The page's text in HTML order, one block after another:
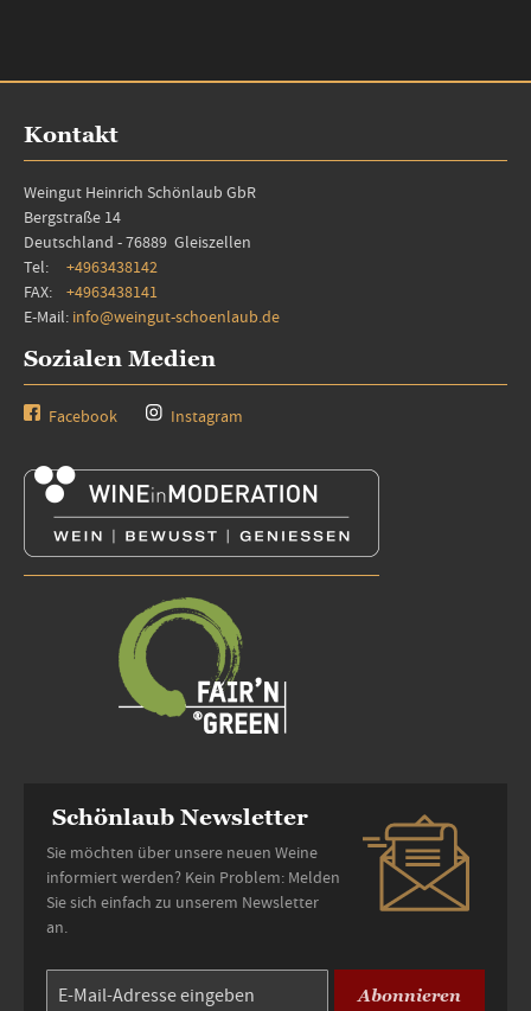
Kontakt
Weingut Heinrich Schönlaub GbR
Bergstraße 14
Deutschland - 76889 Gleiszellen
Tel: +4963438142
FAX: +4963438141
E-Mail: info@weingut-schoenlaub.de
Sozialen Medien
Facebook Instagram
Schönlaub Newsletter
Sie möchten über unsere neuen Weine
informiert werden? Kein Problem: Melden
Sie sich einfach zu unserem Newsletter
an.
Abonnieren